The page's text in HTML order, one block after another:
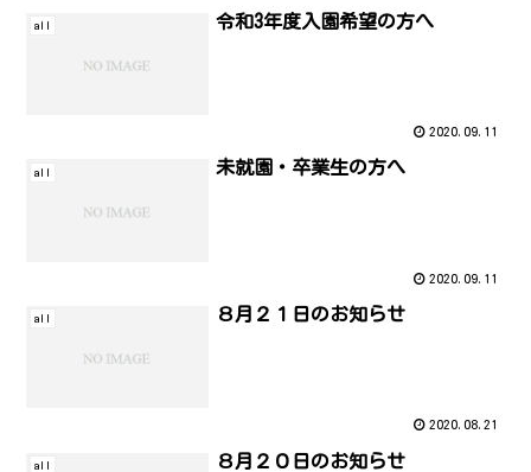
all 令和3年度入園希望の方へ
2020.09.11
all 未就園・卒業生の方へ
2020.09.11
all ８月２１日のお知らせ
2020.08.21
all ８月２０日のお知らせ